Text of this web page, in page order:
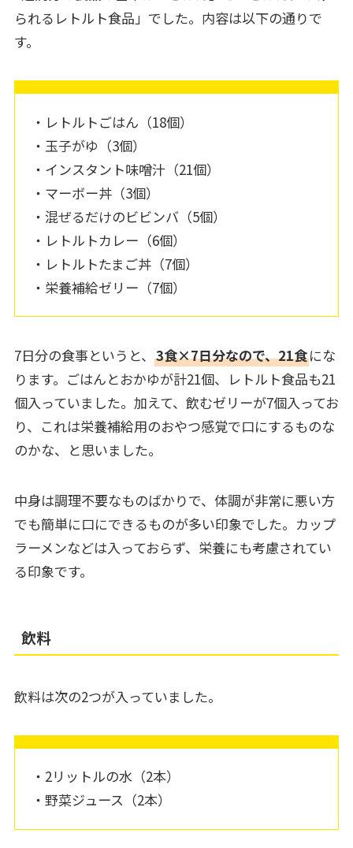
られるレトルト食品」でした。内容は以下の通りで
す。
・レトルトごはん（18個）
・玉子がゆ（3個）
・インスタント味噌汁（21個）
・マーボー丼（3個）
・混ぜるだけのビビンバ（5個）
・レトルトカレー（6個）
・レトルトたまご丼（7個）
・栄養補給ゼリー（7個）
7日分の食事というと、 3食×7日分なので、21食にな
ります。ごはんとおかゆが計21個、レトルト食品も21
個入っていました。加えて、飲むゼリーが7個入ってお
り、これは栄養補給用のおやつ感覚で口にするものな
のかな、と思いました。
中身は調理不要なものばかりで、体調が非常に悪い方
でも簡単に口にできるものが多い印象でした。カップ
ラーメンなどは入っておらず、栄養にも考慮されてい
る印象です。
飲料
飲料は次の2つが入っていました。
・2リットルの水（2本）
・野菜ジュース（2本）